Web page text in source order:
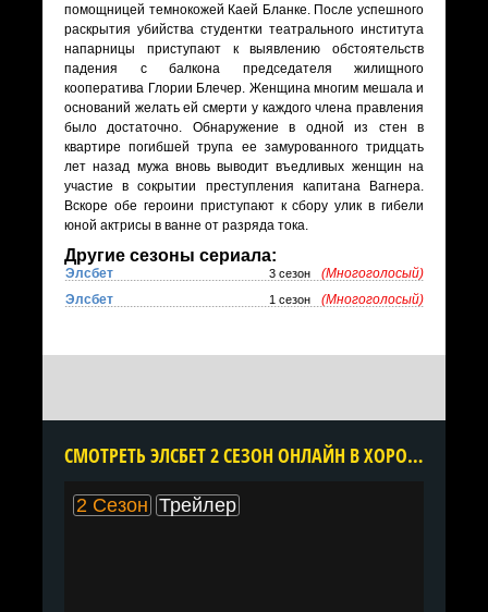
помощницей темнокожей Каей Бланке. После успешного
раскрытия убийства студентки театрального института
напарницы приступают к выявлению обстоятельств
падения с балкона председателя жилищного
кооператива Глории Блечер. Женщина многим мешала и
оснований желать ей смерти у каждого члена правления
было достаточно. Обнаружение в одной из стен в
квартире погибшей трупа ее замурованного тридцать
лет назад мужа вновь выводит въедливых женщин на
участие в сокрытии преступления капитана Вагнера.
Вскоре обе героини приступают к сбору улик в гибели
юной актрисы в ванне от разряда тока.
Другие сезоны сериала:
Элсбет 3 сезон
(Многоголосый)
Элсбет
1 сезон (Многоголосый)
CМОТРЕТЬ ЭЛСБЕТ 2 СЕЗОН ОНЛАЙН В ХОРОШЕМ КАЧЕСТВЕ ВСЕ СЕРИИ ПОДРЯД БЕСПЛАТНО
2 Сезон Трейлер